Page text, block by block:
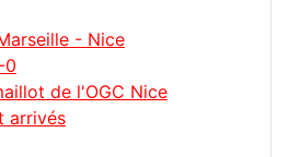
- Nice
0
de l'OGC Nice
arrivés